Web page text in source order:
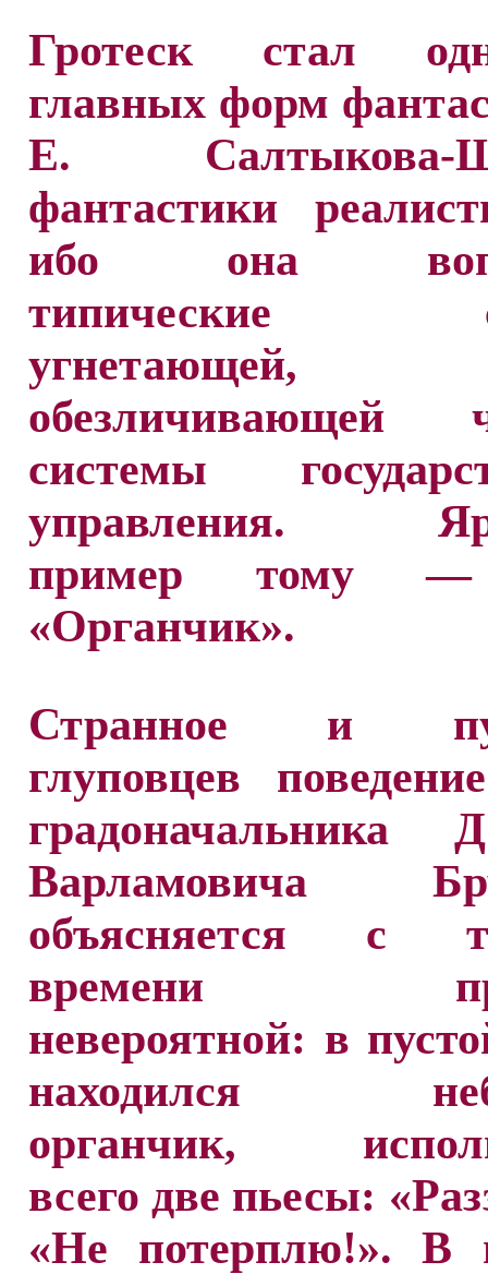
Гротеск стал
главных форм
Е. Салтыкова-
фантастики
ибо она
типические
угнетающей,
обезличивающей
системы
управления.
пример тому —
«Органчик».
Странное и
глуповцев
градоначальника
Варламовича
объясняется с
времени
невероятной: в
находился
органчик,
всего две пьесы:
«Не потерплю!». В